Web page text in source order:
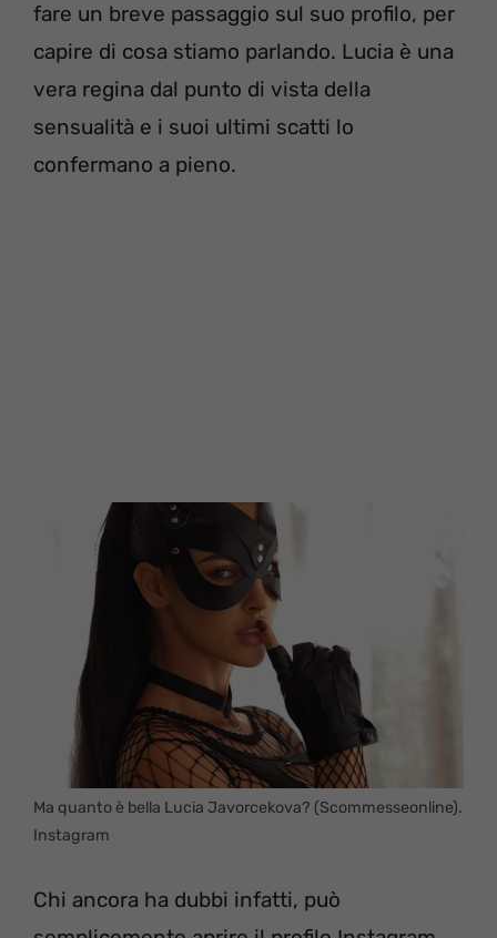
fare un breve passaggio sul suo profilo, per
capire di cosa stiamo parlando. Lucia è una
vera regina dal punto di vista della
sensualità e i suoi ultimi scatti lo
confermano a pieno.
Ma quanto è bella Lucia Javorcekova? (Scommesseonline).
Instagram
Chi ancora ha dubbi infatti, può